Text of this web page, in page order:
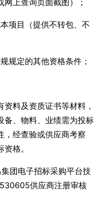
项目（提供不转包、不
规定的其他资格条件；
料及资质证书等材料，
备、物料、业绩需为投标
，经查验或供应商考察
格。
团电子招标采购平台技
供应商注册审核